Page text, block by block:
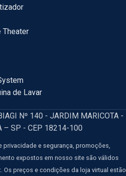
Theater
de Lavar
Nº 140 - JARDIM MARICOTA -
– SP - CEP 18214-100
privacidade e segurança, promoções,
expostos em nosso site são válidos
Os preços e condições da loja virtual estão